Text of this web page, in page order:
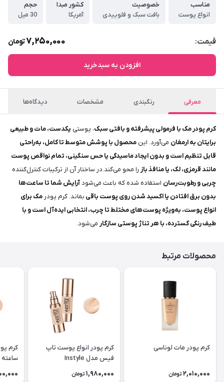
مناسب
انواع پوست
خصوصیت
بافت سبک و فلوییدی
کشور مبدا
آمریکا
حجم
30 میل
قیمت: 7,250,000تومان
افزودن به سبدخرید
معرفی رنگبندی مشخصات دیدگاه‌ها
کرم پودر مک با فرمولی پیشرفته و بافتی سبک، پوستی یکدست، مات و طبیعی
برایتان به ارمغان می‌آورد. این محصول با پوشش متوسط تا کامل، به‌راحتی
قابل تنظیم است و بدون ایجاد ماسیدگی یا حس سنگینی، تمام نواقص پوست
مانند قرمزی، لک، یا منافذ باز را محو می‌کند.در ساختار آن از ترکیبات کنترل‌کننده
چربی و رطوبت‌رسان استفاده شده که باعث می‌شود آرایش شما تا ساعت‌ها
بدون برق افتادن یا اکسید شدن روی پوست باقی بماند. کرم پودر مک برای
انواع پوست، به‌ویژه پوست‌های مختلط تا چرب، انتخابی ایده‌آل است و با
طیف رنگی گسترده، با هر تناژ پوستی سازگار می‌شود.
محصولات مرتبط
کرم پودر مات لوناسی
2,010,000 تومان
کرم پودر انواع پوست تاپ
فیس مدل Instyle
1,980,000 تومان
ساعته